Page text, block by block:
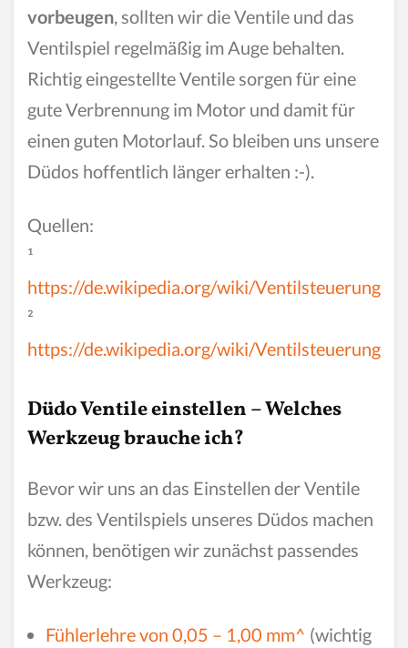
vorbeugen, sollten wir die Ventile und das
Ventilspiel regelmäßig im Auge behalten.
Richtig eingestellte Ventile sorgen für eine
gute Verbrennung im Motor und damit für
einen guten Motorlauf. So bleiben uns unsere
Düdos hoffentlich länger erhalten :-).
Quellen:
¹
https://de.wikipedia.org/wiki/Ventilsteuerung
²
https://de.wikipedia.org/wiki/Ventilsteuerung
Düdo Ventile einstellen – Welches
Werkzeug brauche ich?
Bevor wir uns an das Einstellen der Ventile
bzw. des Ventilspiels unseres Düdos machen
können, benötigen wir zunächst passendes
Werkzeug:
Fühlerlehre von 0,05 – 1,00 mm^ (wichtig